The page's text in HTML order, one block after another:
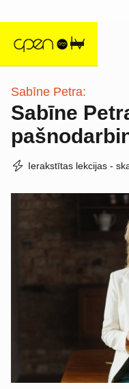
Sabīne Petra:
Sabīne
Ierakstītas lekcijas -